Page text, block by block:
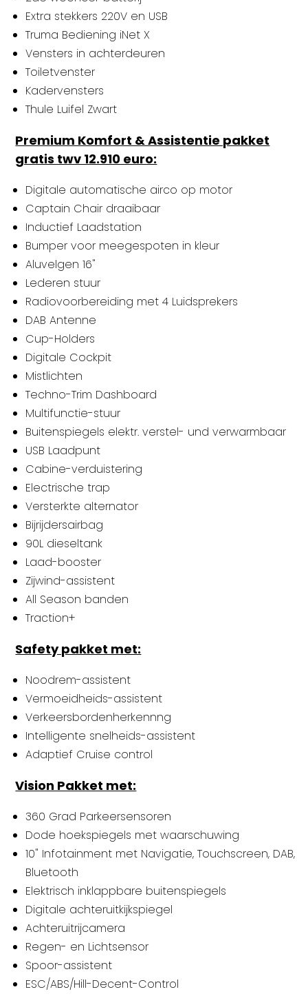
Extra stekkers 220V en USB
Truma Bediening iNet X
Vensters in achterdeuren
Toiletvenster
Kadervensters
Thule Luifel Zwart
Premium Komfort & Assistentie pakket
gratis twv 12.910 euro:
Digitale automatische airco op motor
Captain Chair draaibaar
Inductief Laadstation
Bumper voor meegespoten in kleur
Aluvelgen 16"
Lederen stuur
Radiovoorbereiding met 4 Luidsprekers
DAB Antenne
Cup-Holders
Digitale Cockpit
Mistlichten
Techno-Trim Dashboard
Multifunctie-stuur
Buitenspiegels elektr. verstel- und verwarmbaar
USB Laadpunt
Cabine-verduistering
Electrische trap
Versterkte alternator
Bijrijdersairbag
90L dieseltank
Laad-booster
Zijwind-assistent
All Season banden
Traction+
Safety pakket met:
Noodrem-assistent
Vermoeidheids-assistent
Verkeersbordenherkennng
Intelligente snelheids-assistent
Adaptief Cruise control
Vision Pakket met:
360 Grad Parkeersensoren
Dode hoekspiegels met waarschuwing
10" Infotainment met Navigatie, Touchscreen, DAB,
Bluetooth
Elektrisch inklappbare buitenspiegels
Digitale achteruitkijkspiegel
Achteruitrijcamera
Regen- en Lichtsensor
Spoor-assistent
ESC/ABS/Hill-Decent-Control